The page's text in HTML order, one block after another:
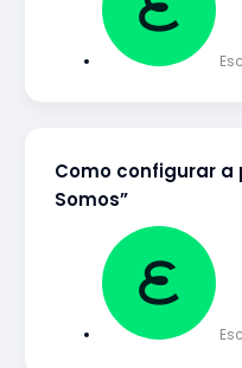
Como configurar a
Somos”